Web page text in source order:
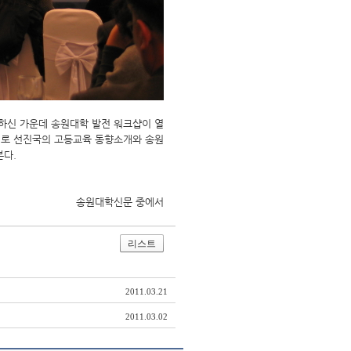
가운데 송원대학 발전 워크샵이 열
선진국의 고등교육 동향소개와 송원
.
송원대학신문 중에서
리스트
2011.03.21
2011.03.02